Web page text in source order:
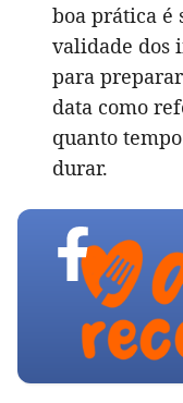
boa prática é
validade dos
para
data como
quanto
durar.